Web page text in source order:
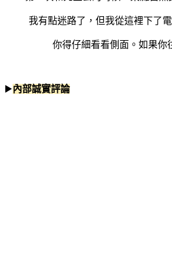
我有點迷路了，但我從這裡下了
你得仔細看看側面。如果你
▶️內部誠實評論